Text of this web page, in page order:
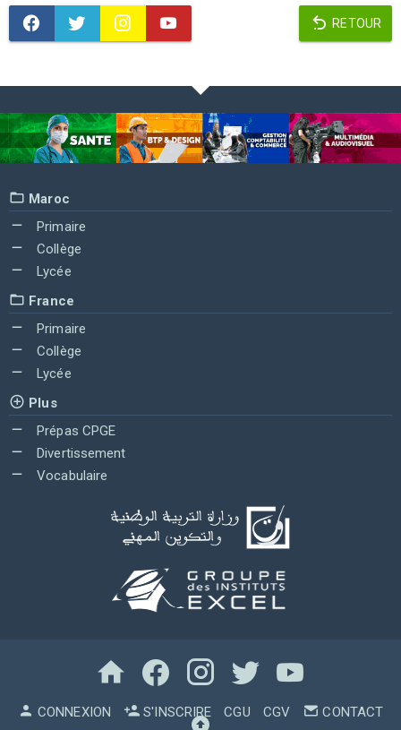
RETOUR
Maroc
Primaire
Collège
Lycée
France
Primaire
Collège
Lycée
Plus
Prépas CPGE
Divertissement
Vocabulaire
CONNEXION S'INSCRIRE CGU CGV CONTACT